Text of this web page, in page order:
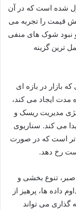
شده است که در آن
قیمت را تجربه می
و نبود شوک های منفی
ترین گزینه
بازار در بازه ای
مدت ایجاد می کند،
مدیریت ریسک و
می کند. سناریوی
است که در صورت
رخ دهد.
صبر، تنوع بخشی و
داده ها، پرهیز از
گذاری می تواند